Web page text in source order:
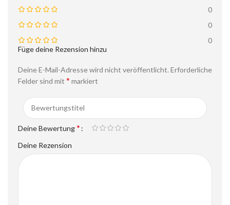
0
0
0
Füge deine Rezension hinzu
Deine E-Mail-Adresse wird nicht veröffentlicht. Erforderliche
Felder sind mit * markiert
Deine Bewertung*
Deine Rezension